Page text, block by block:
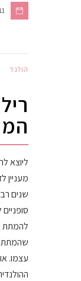
11
הולנד
ליוצא
מעניין
שנים
להמתת
שהמתת
עצמו.